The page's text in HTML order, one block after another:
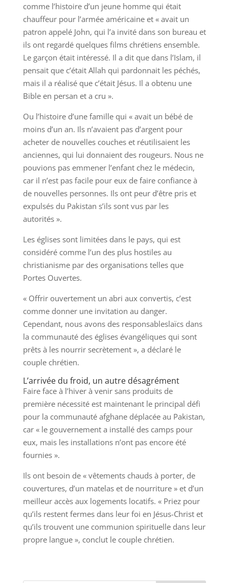
comme l’histoire d’un jeune homme qui était
chauffeur pour l’armée américaine et « avait un
patron appelé John, qui l’a invité dans son bureau et
ils ont regardé quelques films chrétiens ensemble.
Le garçon était intéressé. Il a dit que dans l’Islam, il
pensait que c’était Allah qui pardonnait les péchés,
mais il a réalisé que c’était Jésus. Il a obtenu une
Bible en persan et a cru ».
Ou l’histoire d’une famille qui « avait un bébé de
moins d’un an. Ils n’avaient pas d’argent pour
acheter de nouvelles couches et réutilisaient les
anciennes, qui lui donnaient des rougeurs. Nous ne
pouvions pas emmener l’enfant chez le médecin,
car il n’est pas facile pour eux de faire confiance à
de nouvelles personnes. Ils ont peur d’être pris et
expulsés du Pakistan s’ils sont vus par les
autorités ».
Les églises sont limitées dans le pays, qui est
considéré comme l’un des plus hostiles au
christianisme par des organisations telles que
Portes Ouvertes.
« Offrir ouvertement un abri aux convertis, c’est
comme donner une invitation au danger.
Cependant, nous avons des responsableslaïcs dans
la communauté des églises évangéliques qui sont
prêts à les nourrir secrètement », a déclaré le
couple chrétien.
L’arrivée du froid, un autre désagrément
Faire face à l’hiver à venir sans produits de
première nécessité est maintenant le principal défi
pour la communauté afghane déplacée au Pakistan,
car « le gouvernement a installé des camps pour
eux, mais les installations n’ont pas encore été
fournies ».
Ils ont besoin de « vêtements chauds à porter, de
couvertures, d’un matelas et de nourriture » et d’un
meilleur accès aux logements locatifs. « Priez pour
qu’ils restent fermes dans leur foi en Jésus-Christ et
qu’ils trouvent une communion spirituelle dans leur
propre langue », conclut le couple chrétien.